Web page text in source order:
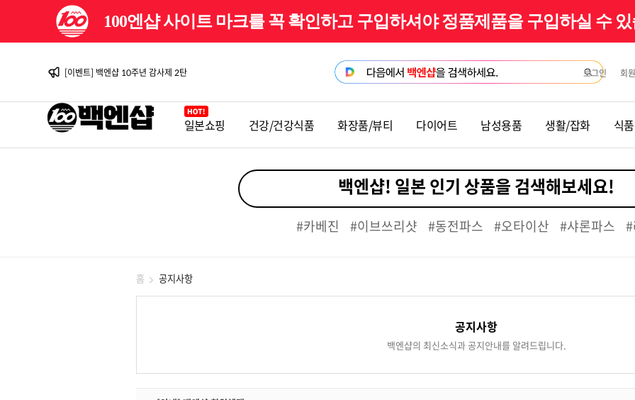
100엔샵 사이트 마크를 꼭 확인하고 구입하셔야 정품제품을 구입하실 수
[이벤트] 백엔샵 10주년 감사제
[이벤트] 백엔샵 10주년 감사제 2탄
[안내] 2026년 06월 배송일정 안내
[이벤트] 백엔샵 10주년 감사제
[안내] 2026년 08월 배송일정 안내일본쇼핑 건강/건강식품 화장품/뷰티 다이어트 남성용품 생활/잡화 식품
로그인 회
#카베진 #이브쓰리샷 #동전파스 #오타이산 #샤론파스
홈 공지사항
공지사항
백엔샵의 최신소식과 공지안내를 알려드립니다.